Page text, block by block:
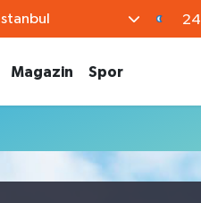
İstanbul 24
Magazin Spor